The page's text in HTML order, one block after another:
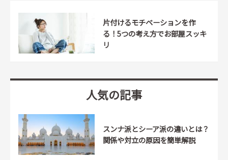
片付けるモチベーションを作
る！5つの考え方でお部屋スッキ
リ
人気の記事
スンナ派とシーア派の違いとは？
関係や対立の原因を簡単解説